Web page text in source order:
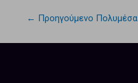
← Προηγούμενο Πολυμέσα